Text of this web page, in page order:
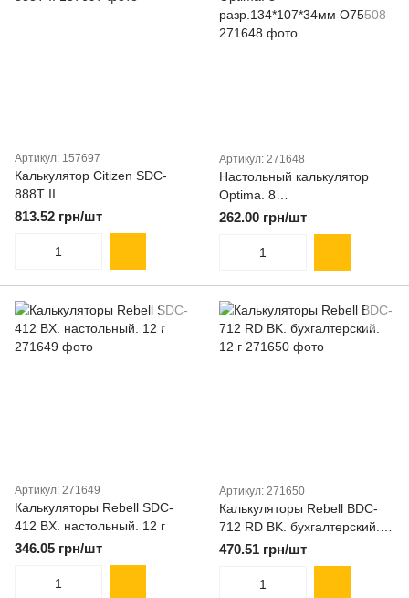
Артикул: 157697
Калькулятор Citizen SDC-
888Т II
813.52 грн/шт
Артикул: 271648
Настольный калькулятор
Optima. 8
разр.134*107*34мм O75508
262.00 грн/шт
Артикул: 271649
Калькуляторы Rebell SDC-
412 BX. настольный. 12 г
346.05 грн/шт
Артикул: 271650
Калькуляторы Rebell BDC-
712 RD BK. бухгалтерский.
12 г
470.51 грн/шт